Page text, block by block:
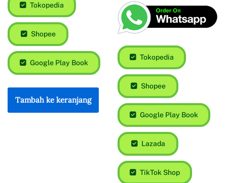
Tokopedia
Shopee
Google Play Book
Tambah ke keranjang
Tokopedia
Shopee
Google Play Book
Lazada
TikTok Shop